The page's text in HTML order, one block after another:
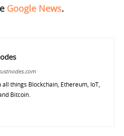
e Google News.
all things Blockchain, Ethereum, IoT,
Bitcoin.